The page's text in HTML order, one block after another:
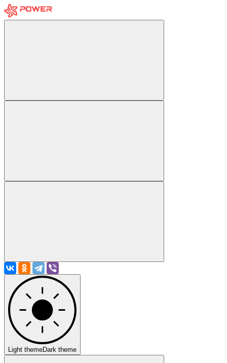
Light themeDark theme